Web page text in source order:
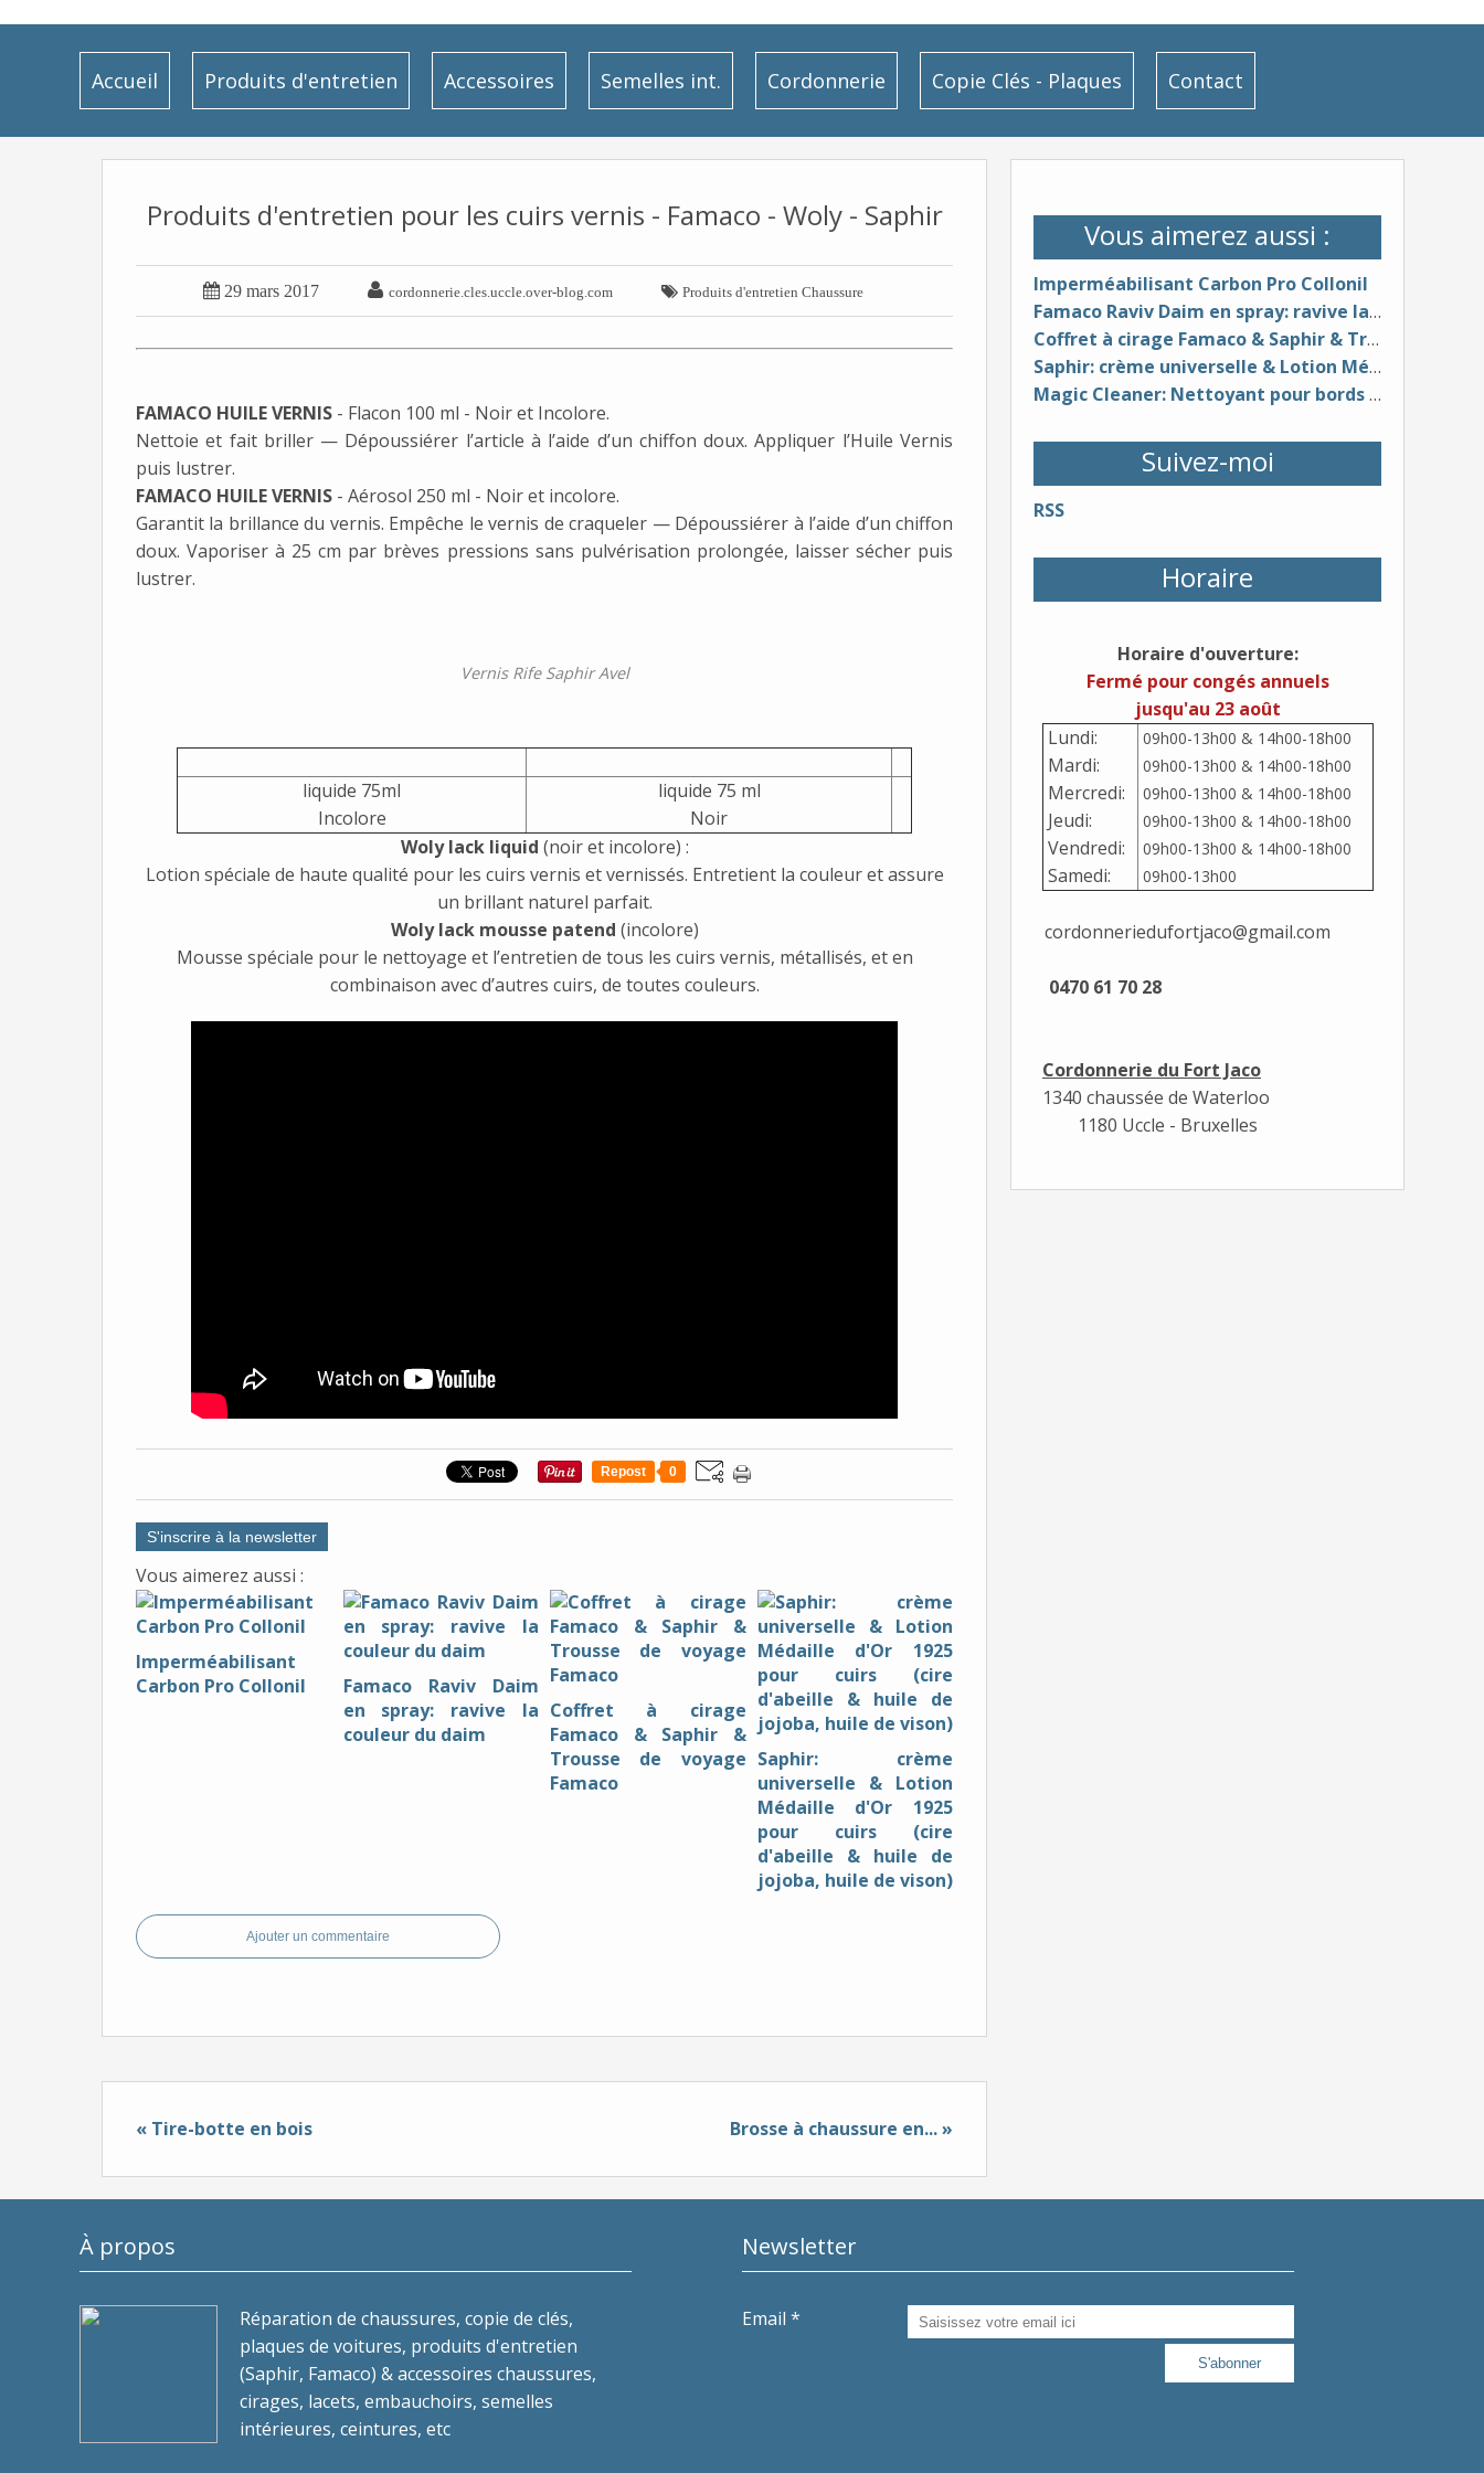
Accueil Produits d'entretien Accessoires Semelles int. Cordonnerie Copie Clés - Plaques Contact
Vous aimerez aussi :
Imperméabilisant Carbon Pro Collonil
Famaco Raviv Daim en spray: ravive la couleur du daim
Coffret à cirage Famaco & Saphir & Trousse de voyage Famaco
Saphir: crème universelle & Lotion Médaille d'Or 1925 pour cuirs (cire d'abeille & huile de jojoba, huile de vison)
Magic Cleaner: Nettoyant pour bords de semelles clairs & Magic Upper Cleaner & Protector
Suivez-moi
RSS
Horaire
Horaire d'ouverture:
Fermé pour congés annuels
jusqu'au 23 août
Lundi:
Mardi:
Mercredi:
Jeudi:
Vendredi:
Samedi:
09h00-13h00 & 14h00-18h00
09h00-13h00 & 14h00-18h00
09h00-13h00 & 14h00-18h00
09h00-13h00 & 14h00-18h00
09h00-13h00 & 14h00-18h00
09h00-13h00
cordonneriedufortjaco@gmail.com
0470 61 70 28
Cordonnerie du Fort Jaco
1340 chaussée de Waterloo
1180 Uccle - Bruxelles
Produits d'entretien pour les cuirs vernis - Famaco - Woly - Saphir
 29 mars 2017  cordonnerie.cles.uccle.over-blog.com  Produits d'entretien Chaussure
FAMACO HUILE VERNIS - Flacon 100 ml - Noir et Incolore.
Nettoie et fait briller — Dépoussiérer l’article à l’aide d’un chiffon doux. Appliquer l’Huile Vernis
puis lustrer.
FAMACO HUILE VERNIS - Aérosol 250 ml - Noir et incolore.
Garantit la brillance du vernis. Empêche le vernis de craqueler — Dépoussiérer à l’aide d’un chiffon
doux. Vaporiser à 25 cm par brèves pressions sans pulvérisation prolongée, laisser sécher puis
lustrer.
Vernis Rife Saphir Avel
liquide 75ml
Incolore
liquide 75 ml
Noir
Woly lack liquid (noir et incolore) :
Lotion spéciale de haute qualité pour les cuirs vernis et vernissés. Entretient la couleur et assure
un brillant naturel parfait.
Woly lack mousse patend (incolore)
Mousse spéciale pour le nettoyage et l’entretien de tous les cuirs vernis, métallisés, et en
combinaison avec d’autres cuirs, de toutes couleurs.
Repost 0
S'inscrire à la newsletter
Vous aimerez aussi :
Imperméabilisant
Carbon Pro Collonil
Famaco Raviv Daim
en spray: ravive la
couleur du daim
Coffret à cirage
Famaco & Saphir &
Trousse de voyage
Famaco
Saphir: crème
universelle & Lotion
Médaille d'Or 1925
pour cuirs (cire
d'abeille & huile de
jojoba, huile de vison)
Ajouter un commentaire
« Tire-botte en bois Brosse à chaussure en... »
À propos
Réparation de chaussures, copie de clés,
plaques de voitures, produits d'entretien
(Saphir, Famaco) & accessoires chaussures,
cirages, lacets, embauchoirs, semelles
intérieures, ceintures, etc
Newsletter
Email